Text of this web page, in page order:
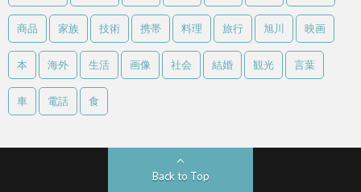
商品 家族 技術 携帯 料理 旅行 旭川 映画
本 海外 生活 画像 社会 結婚 観光 言葉
車 電話 食
Back to Top